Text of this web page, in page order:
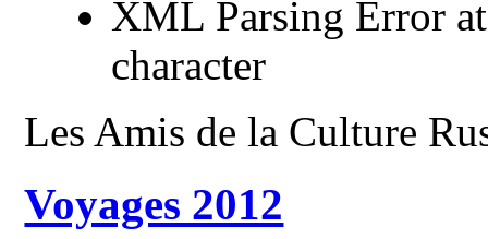
XML Parsing Error
character
Les Amis de la Culture
Voyages 2012